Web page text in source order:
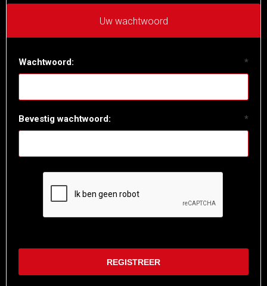
Uw wachtwoord
Wachtwoord: *
Bevestig wachtwoord: *